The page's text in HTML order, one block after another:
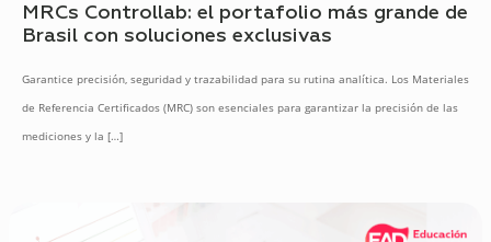
MRCs Controllab: el portafolio más grande de
Brasil con soluciones exclusivas
Garantice precisión, seguridad y trazabilidad para su rutina analítica. Los Materiales
de Referencia Certificados (MRC) son esenciales para garantizar la precisión de las
mediciones y la […]